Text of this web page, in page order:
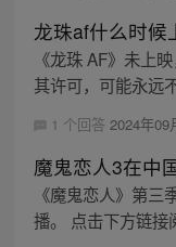
龙珠af什么时候
《龙珠 AF》未上
其许可，可能永远
1 个回答 2024年09
魔鬼恋人3在中
《魔鬼恋人》第
播。 点击下方链接